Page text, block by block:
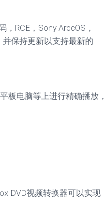
RCE，Sony ArccOS，
并保持更新以支持最新的
板电脑等上进行精确播放，
DVD视频转换器可以实现